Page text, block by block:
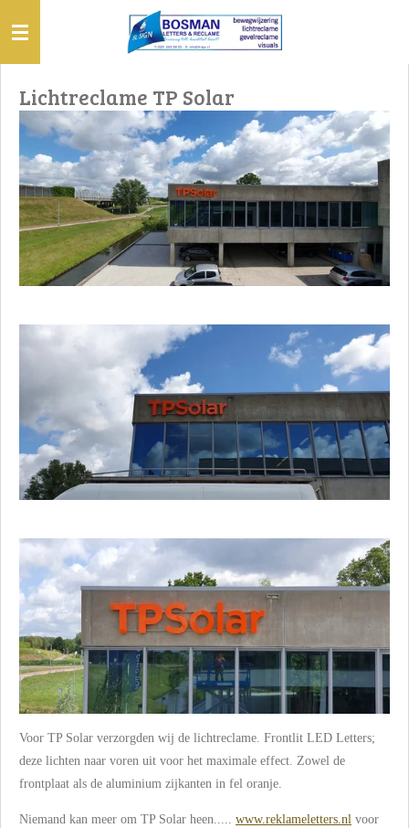
direct
naar
hoofdinhoud
Lichtreclame TP Solar
Voor TP Solar verzorgden wij de lichtreclame. Frontlit LED Letters;
deze lichten naar voren uit voor het maximale effect. Zowel de
frontplaat als de aluminium zijkanten in fel oranje.
Niemand kan meer om TP Solar heen..... www.reklameletters.nl voor